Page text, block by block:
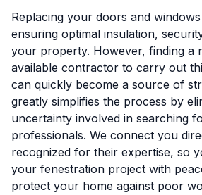
Replacing your doors and
ensuring optimal insulation,
your property. However, finding a
available contractor to carry out
can quickly become a source of
greatly simplifies the process by
uncertainty involved in searching
professionals. We connect you
recognized for their expertise, so
your fenestration project with
protect your home against poor